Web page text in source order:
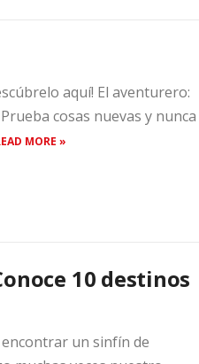
aquí! El aventurero:
cosas nuevas y nunca
MORE »
10 destinos
un sinfín de